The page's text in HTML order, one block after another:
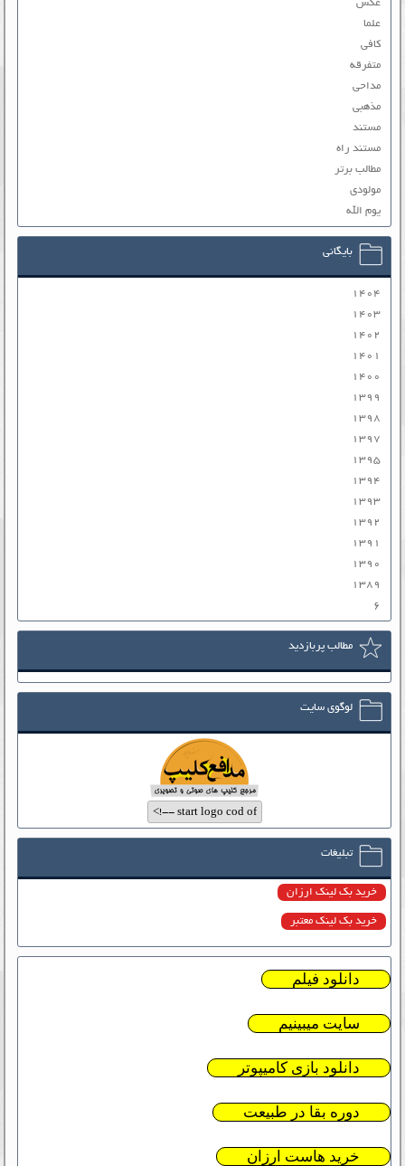
عکس
علما
کافی
متفرقه
مداحی
مذهبی
مستند
مستند راه
مطالب برتر
مولودی
یوم الله
بایگانی
۱۴۰۴
۱۴۰۳
۱۴۰۲
۱۴۰۱
۱۴۰۰
۱۳۹۹
۱۳۹۸
۱۳۹۷
۱۳۹۵
۱۳۹۴
۱۳۹۳
۱۳۹۲
۱۳۹۱
۱۳۹۰
۱۳۸۹
۶
مطالب پربازدید
لوگوی سایت
تبلیغات
خرید بک لینک ارزان
خرید بک لینک معتبر
دانلود فیلم
سایت میبینیم
دانلود بازی کامیپوتر
دوره بقا در طبیعت
خرید هاست ارزان